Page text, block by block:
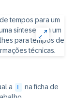
a L
na ficha de